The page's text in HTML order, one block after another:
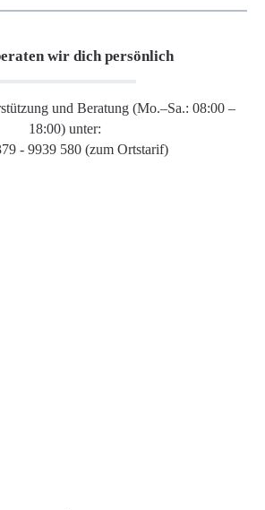
wir dich persönlich
und Beratung (Mo.–Sa.: 08:00 –
18:00) unter:
- 9939 580 (zum Ortstarif)